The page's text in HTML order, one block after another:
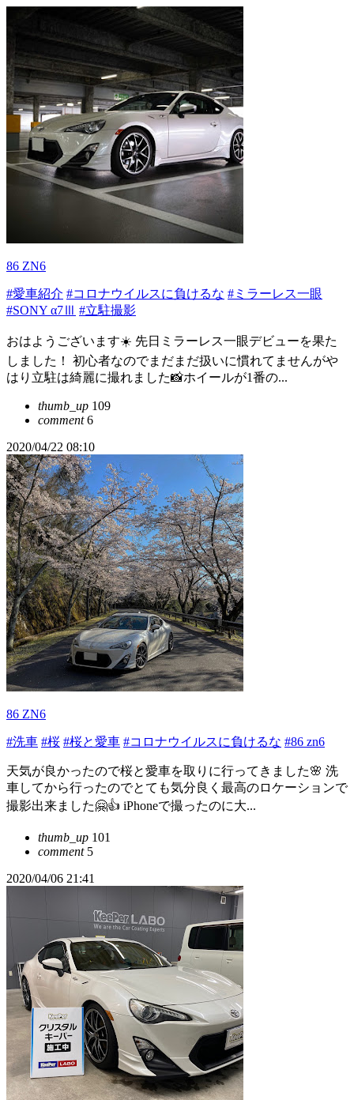
86 ZN6
#愛車紹介 #コロナウイルスに負けるな #ミラーレス一眼
#SONY α7Ⅲ #立駐撮影
おはようございます☀️ 先日ミラーレス一眼デビューを果た
しました！ 初心者なのでまだまだ扱いに慣れてませんがや
はり立駐は綺麗に撮れました📸ホイールが1番の...
thumb_up 109
comment6
2020/04/22 08:10
86 ZN6
#洗車 #桜 #桜と愛車 #コロナウイルスに負けるな #86 zn6
天気が良かったので桜と愛車を取りに行ってきました🌸 洗
車してから行ったのでとても気分良く最高のロケーションで
撮影出来ました🤗👍 iPhoneで撮ったのに大...
thumb_up 101
comment5
2020/04/06 21:41